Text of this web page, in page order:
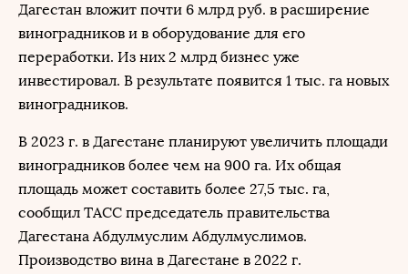
Дагестан вложит почти 6 млрд руб. в расширение
виноградников и в оборудование для его
переработки. Из них 2 млрд бизнес уже
инвестировал. В результате появится 1 тыс. га новых
виноградников.
В 2023 г. в Дагестане планируют увеличить площади
виноградников более чем на 900 га. Их общая
площадь может составить более 27,5 тыс. га,
сообщил ТАСС председатель правительства
Дагестана Абдулмуслим Абдулмуслимов.
Производство вина в Дагестане в 2022 г.